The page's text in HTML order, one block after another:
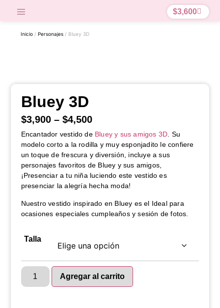
$3,600
Inicio / Personajes / Bluey 3D
Bluey 3D
$3,900 – $4,500
Encantador vestido de Bluey y sus amigos 3D. Su
modelo corto a la rodilla y muy esponjadito le confiere
un toque de frescura y diversión, incluye a sus
personajes favoritos de Bluey y sus amigos,
¡Presenciar a tu niña luciendo este vestido es
presenciar la alegría hecha moda!
Nuestro vestido inspirado en Bluey es el Ideal para
ocasiones especiales cumpleaños y sesión de fotos.
Talla
Agregar al carrito